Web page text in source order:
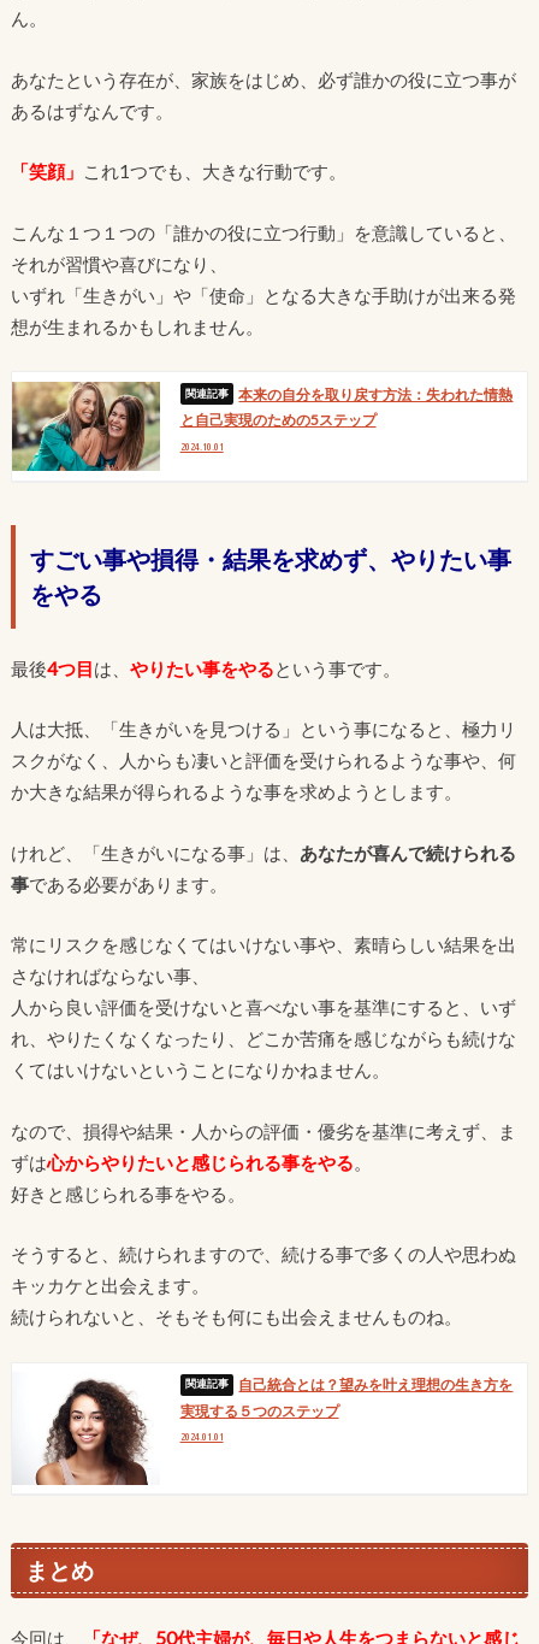
ん。
あなたという存在が、家族をはじめ、必ず誰かの役に立つ事が
あるはずなんです。
「笑顔」 これ1つでも、大きな行動です。
こんな１つ１つの「誰かの役に立つ行動」を意識していると、
それが習慣や喜びになり、
いずれ「生きがい」や「使命」となる大きな手助けが出来る発
想が生まれるかもしれません。
本来の自分を取り戻す方法：失われた情熱
と自己実現のための5ステップ
2024.10.01
すごい事や損得・結果を求めず、やりたい事
をやる
最後4つ目は、 やりたい事をやるという事です。
人は大抵、「生きがいを見つける」という事になると、極力リ
スクがなく、人からも凄いと評価を受けられるような事や、何
か大きな結果が得られるような事を求めようとします。
けれど、「生きがいになる事」は、 あなたが喜んで続けられる
事である必要があります。
常にリスクを感じなくてはいけない事や、素晴らしい結果を出
さなければならない事、
人から良い評価を受けないと喜べない事を基準にすると、いず
れ、やりたくなくなったり、どこか苦痛を感じながらも続けな
くてはいけないということになりかねません。
なので、損得や結果・人からの評価・優劣を基準に考えず、ま
ずは心からやりたいと感じられる事をやる。
好きと感じられる事をやる。
そうすると、続けられますので、続ける事で多くの人や思わぬ
キッカケと出会えます。
続けられないと、そもそも何にも出会えませんものね。
自己統合とは？望みを叶え理想の生き方を
実現する５つのステップ
2024.01.01
まとめ
今回は、 「なぜ、50代主婦が、毎日や人生をつまらないと感じ